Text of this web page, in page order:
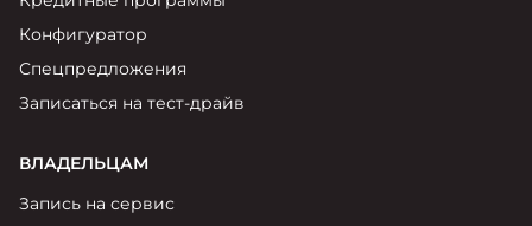
Конфигуратор
Спецпредложения
Записаться на тест-драйв
ВЛАДЕЛЬЦАМ
Запись на сервис